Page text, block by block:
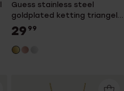
Guess stainless steel
goldplated ketting triangel
hanger voor dames
29 99